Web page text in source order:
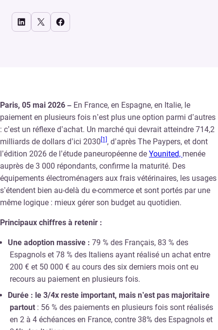
Share on LinkedIn Share on X Share on Facebook
Paris, 05 mai 2026 – En France, en Espagne, en Italie, le
paiement en plusieurs fois n’est plus une option parmi d’autres
: c’est un réflexe d’achat. Un marché qui devrait atteindre 714,2
milliards de dollars d’ici 2030 [1], d’après The Paypers, et dont
l’édition 2026 de l’étude paneuropéenne de Younited, menée
auprès de 3 000 répondants, confirme la maturité. Des
équipements électroménagers aux frais vétérinaires, les usages
s’étendent bien au-delà du e-commerce et sont portés par une
même logique : mieux gérer son budget au quotidien.
Principaux chiffres à retenir :
Une adoption massive : 79 % des Français, 83 % des
Espagnols et 78 % des Italiens ayant réalisé un achat entre
200 € et 50 000 € au cours des six derniers mois ont eu
recours au paiement en plusieurs fois.
Durée : le 3/4x reste important, mais n’est pas majoritaire
partout : 56 % des paiements en plusieurs fois sont réalisés
en 2 à 4 échéances en France, contre 38% des Espagnols et